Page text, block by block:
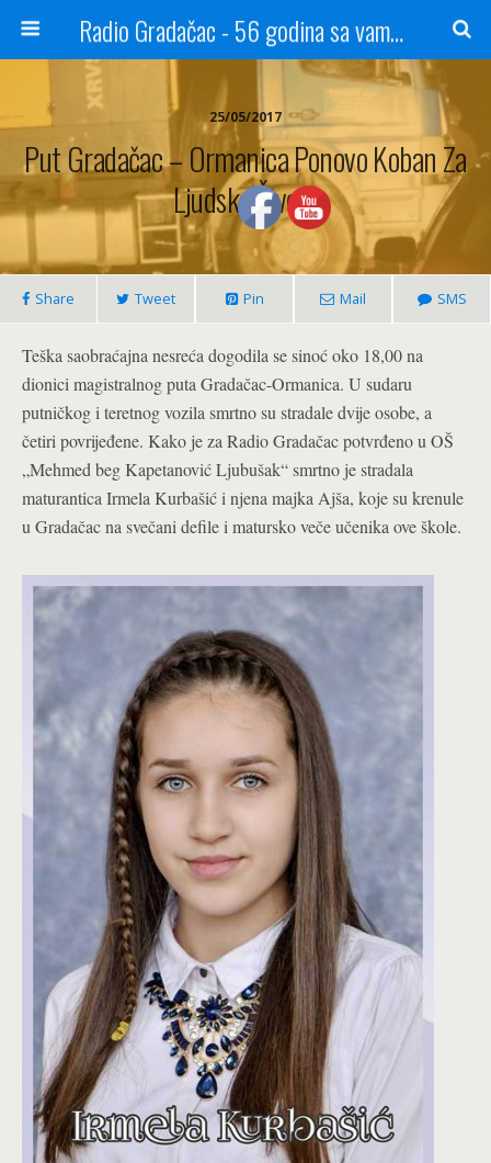
Radio Gradačac - 56 godina sa vama...
25/05/2017
Put Gradačac – Ormanica Ponovo Koban Za
Ljudske Živote
Share Tweet Pin Mail SMS
Teška saobraćajna nesreća dogodila se sinoć oko 18,00 na
dionici magistralnog puta Gradačac-Ormanica. U sudaru
putničkog i teretnog vozila smrtno su stradale dvije osobe, a
četiri povrijeđene. Kako je za Radio Gradačac potvrđeno u OŠ
„Mehmed beg Kapetanović Ljubušak“ smrtno je stradala
maturantica Irmela Kurbašić i njena majka Ajša, koje su krenule
u Gradačac na svečani defile i matursko veče učenika ove škole.